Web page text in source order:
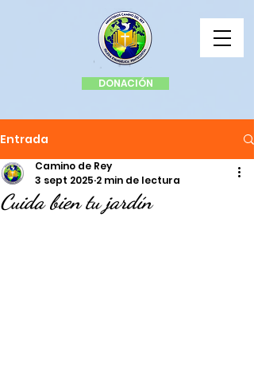
DONACIÓN
Entrada
Cuida bien tu jardín
Camino de Rey
3 sept 2025 2 min de lectura